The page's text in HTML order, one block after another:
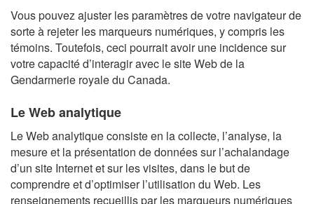
Vous pouvez ajuster les paramètres de votre navigateur de
sorte à rejeter les marqueurs numériques, y compris les
témoins. Toutefois, ceci pourrait avoir une incidence sur
votre capacité d’interagir avec le site Web de la
Gendarmerie royale du Canada.
Le Web analytique
Le Web analytique consiste en la collecte, l’analyse, la
mesure et la présentation de données sur l’achalandage
d’un site Internet et sur les visites, dans le but de
comprendre et d’optimiser l’utilisation du Web. Les
renseignements recueillis par les marqueurs numériques